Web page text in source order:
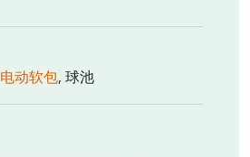
电动软包, 球池